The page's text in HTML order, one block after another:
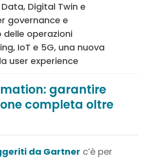
Digital Twin e
governance e
operazioni
IoT e 5G, una nuova
user experience
garantire
completa oltre
da Gartner c’è per